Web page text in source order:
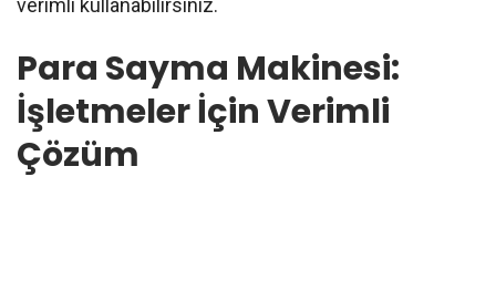
verimli kullanabilirsiniz.
Para Sayma Makinesi:
İşletmeler İçin Verimli
Çözüm